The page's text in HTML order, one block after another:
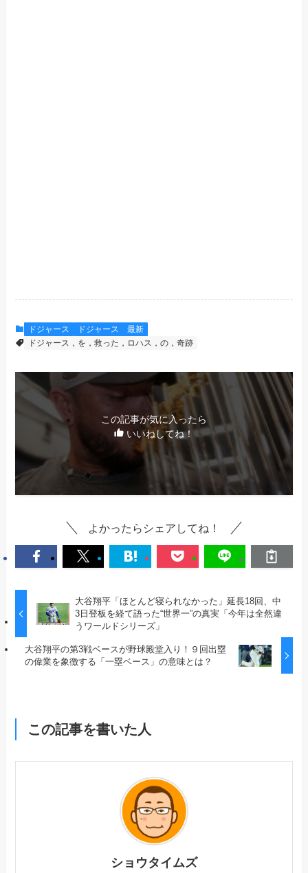
ドジャース
ドジャース 最新
ドジャース，を，救った，ロハス，の，奇跡
この記事が気に入ったら
いいねしてね！
よかったらシェアしてね！
大谷翔平「ほとんど寝られなかった」延長18回、中
3日登板を経て語った“世界一”の真実「今年は全然違
うワールドシリーズ」
大谷翔平の第3戦ベースが野球殿堂入り！９回出塁
の偉業を象徴する「一塁ベース」の意味とは？
この記事を書いた人
ショウタイムズ